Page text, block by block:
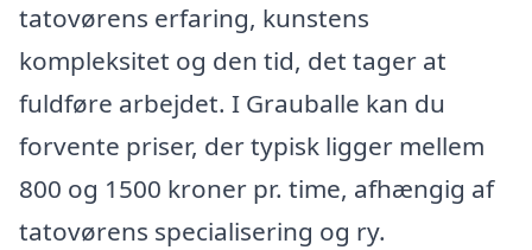
tatovørens erfaring, kunstens
kompleksitet og den tid, det tager at
fuldføre arbejdet. I Grauballe kan du
forvente priser, der typisk ligger mellem
800 og 1500 kroner pr. time, afhængig af
tatovørens specialisering og ry.